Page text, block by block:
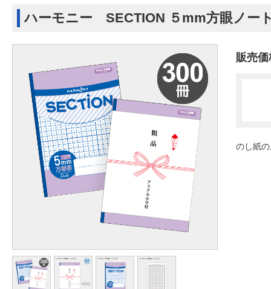
ハーモニー SECTION ５mm方眼ノー
販売価
のし紙